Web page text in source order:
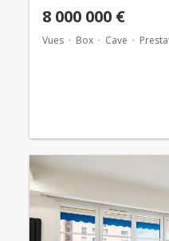
8 000 000 €
Vues Box Cave